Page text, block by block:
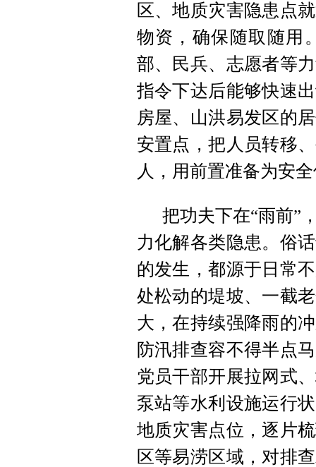
区、地质灾害隐患点
物资，确保随取随用
部、民兵、志愿者等
指令下达后能够快速
房屋、山洪易发区的
安置点，把人员转移
人，用前置准备为安
把功夫下在“雨前”
力化解各类隐患。俗
的发生，都源于日常
处松动的堤坡、一截
大，在持续强降雨的
防汛排查容不得半点
党员干部开展拉网式
泵站等水利设施运行
地质灾害点位，逐片
区等易涝区域，对排